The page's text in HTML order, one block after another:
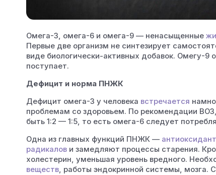
Омега-3, омега-6 и омега-9 — ненасыщенные
Первые две организм не синтезирует
виде биологически-активных добавок. Омегу-
поступает.
Дефицит и норма ПНЖК
Дефицит омега-3 у человека встречается
проблемам со здоровьем. По рекомендации
быть 1:2 — 1:5, то есть омега-6 следует
Одна из главных функций ПНЖК — антиоксидант
радикалов и замедляют процессы старения.
холестерин, уменьшая уровень вредного.
веществ, работы эндокринной системы, мозга.